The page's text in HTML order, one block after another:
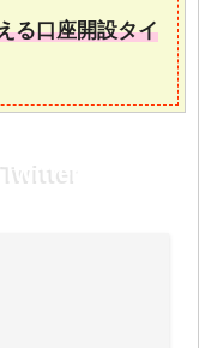
る口座開設タイ